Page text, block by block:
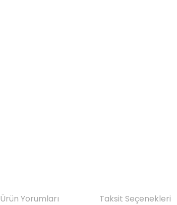
Ürün Yorumları Taksit Seçenekleri